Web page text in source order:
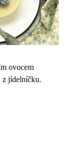
ovocem
z jídelníčku.